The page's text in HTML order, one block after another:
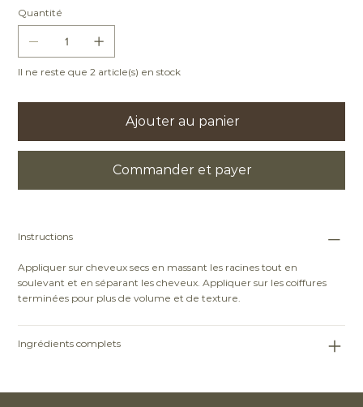
Quantité
Il ne reste que 2 article(s) en stock
Ajouter au panier
Commander et payer
Instructions
Appliquer sur cheveux secs en massant les racines tout en
soulevant et en séparant les cheveux. Appliquer sur les coiffures
terminées pour plus de volume et de texture.
Ingrédients complets